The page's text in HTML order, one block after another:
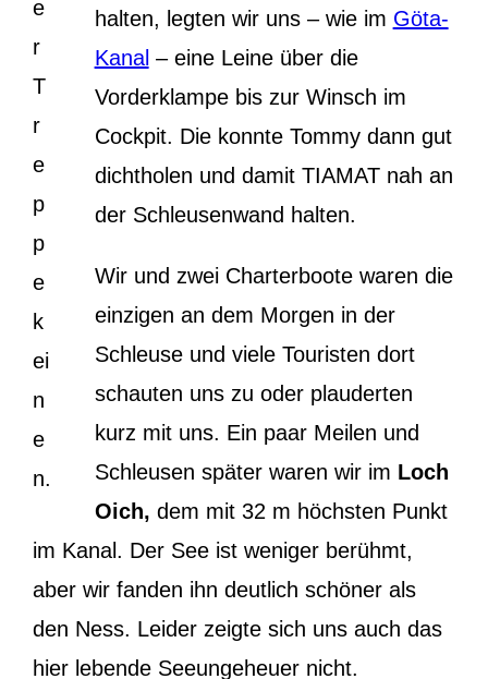
e
r
T
r
e
p
p
e
k
ei
n
e
n.
halten, legten wir uns – wie im Göta-
Kanal– eine Leine über die
Vorderklampe bis zur Winsch im
Cockpit. Die konnte Tommy dann gut
dichtholen und damit TIAMAT nah an
der Schleusenwand halten.
Wir und zwei Charterboote waren die
einzigen an dem Morgen in der
Schleuse und viele Touristen dort
schauten uns zu oder plauderten
kurz mit uns. Ein paar Meilen und
Schleusen später waren wir im Loch
Oich, dem mit 32 m höchsten Punkt
im Kanal. Der See ist weniger berühmt,
aber wir fanden ihn deutlich schöner als
den Ness. Leider zeigte sich uns auch das
hier lebende Seeungeheuer nicht.